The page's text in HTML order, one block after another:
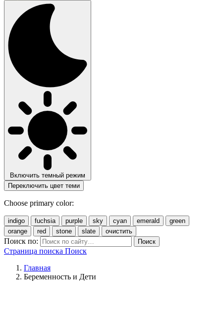
Включить темный режим
Переключить цвет теми
Choose primary color:
indigo fuchsia purple sky cyan emerald
green
orange
red stone slate очистить
Поиск по: Поиск
Страница поиска Поиск
Главная
Беременность и Дети